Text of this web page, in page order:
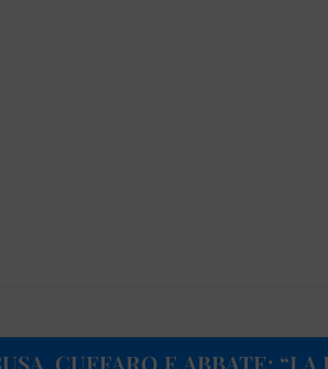
CUFFARO E ABBATE: “LA